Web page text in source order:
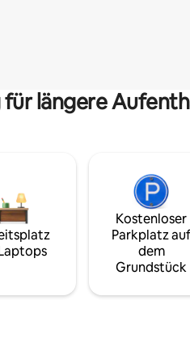
längere
Kostenloser
Parkplatz auf
dem
Grundstück